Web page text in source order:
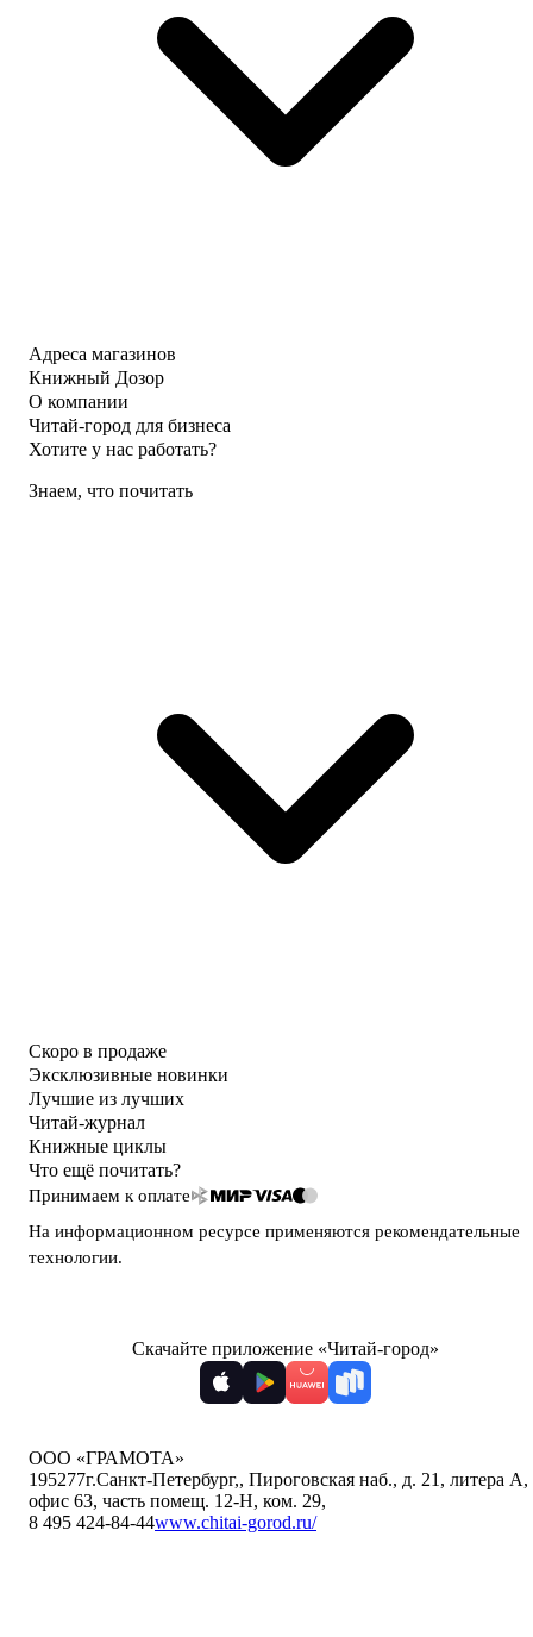
Адреса магазинов
Книжный Дозор
О компании
Читай-город для бизнеса
Хотите у нас работать?
Знаем, что почитать
Скоро в продаже
Эксклюзивные новинки
Лучшие из лучших
Читай-журнал
Книжные циклы
Что ещё почитать?
Принимаем к оплате
На информационном ресурсе применяются рекомендательные
технологии.
Скачайте приложение «Читай-город»
ООО «ГРАМОТА»
195277г.Санкт-Петербург,, Пироговская наб., д. 21, литера А,
офис 63, часть помещ. 12-Н, ком. 29,
8 495 424-84-44www.chitai-gorod.ru/